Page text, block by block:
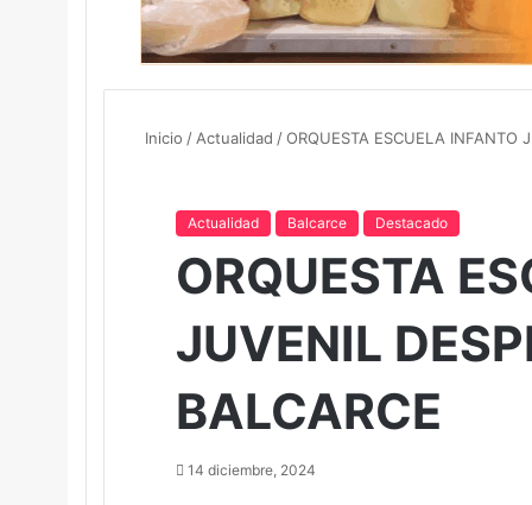
Inicio / Actualidad /ORQUESTA ESCUELA INFANTO
Actualidad Balcarce Destacado
ORQUESTA
JUVENIL
BALCARCE
14 diciembre, 2024